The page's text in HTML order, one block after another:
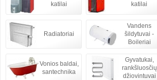
katilai
katilai
Radiatoriai
Vandens
šildytuvai -
Boileriai
Vonios baldai,
santechnika
Gyvatukai,
rankšluosčių
džiovintuvai